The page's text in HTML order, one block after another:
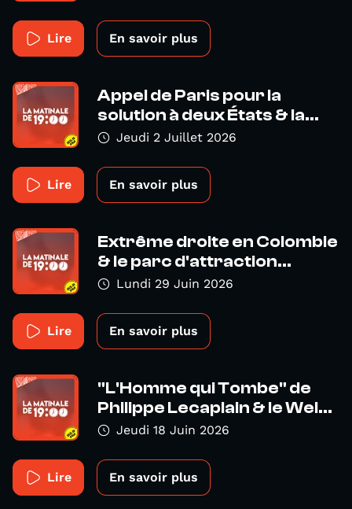
Lire En savoir plus
Appel de Paris pour la
solution à deux États & la...
Jeudi 2 Juillet 2026
Lire En savoir plus
Extrême droite en Colombie
& le parc d'attraction...
Lundi 29 Juin 2026
Lire En savoir plus
"L'Homme qui Tombe" de
Philippe Lecaplain & le Wel...
Jeudi 18 Juin 2026
Lire En savoir plus